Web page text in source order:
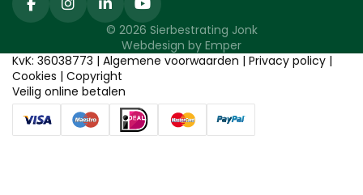
© 2026 Sierbestrating Jonk
Webdesign by Emper
KvK: 36038773 | Algemene voorwaarden | Privacy policy |
Cookies | Copyright
Veilig online betalen